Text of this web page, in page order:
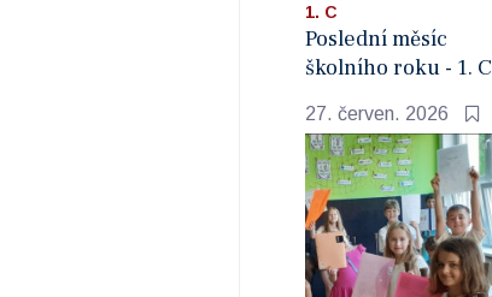
1. C
Poslední měsíc
školního roku - 1. C
27. červen. 2026